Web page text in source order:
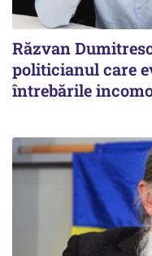
Răzvan
politicianul care
întrebările